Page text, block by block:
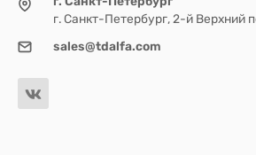
г. Санкт-Петербург, 2-й Верхний
sales@tdalfa.com